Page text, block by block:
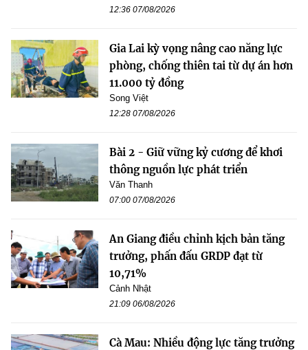
12:36 07/08/2026
Gia Lai kỳ vọng nâng cao năng lực
phòng, chống thiên tai từ dự án hơn
11.000 tỷ đồng
Song Việt
12:28 07/08/2026
Bài 2 - Giữ vững kỷ cương để khơi
thông nguồn lực phát triển
Văn Thanh
07:00 07/08/2026
An Giang điều chỉnh kịch bản tăng
trưởng, phấn đấu GRDP đạt từ
10,71%
Cảnh Nhật
21:09 06/08/2026
Cà Mau: Nhiều động lực tăng trưởng